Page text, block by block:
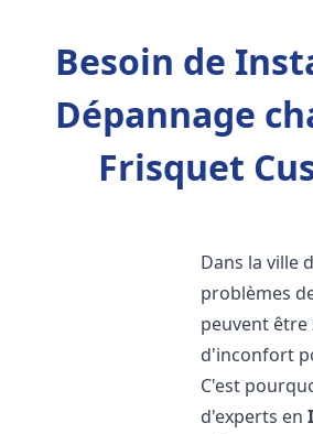
Besoin de
Dépannage
Frisquet
Dans la ville
problèmes
peuvent être
d'inconfort
C'est
d'experts en